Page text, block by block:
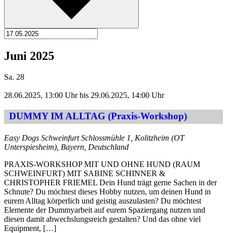
Juni 2025
Sa. 28
28.06.2025, 13:00 Uhrbis 29.06.2025, 14:00 Uhr
DUMMY IM ALLTAG (Praxis-Workshop)
Easy Dogs SchweinfurtSchlossmühle 1, Kolitzheim (OT
Unterspiesheim), Bayern, Deutschland
PRAXIS-WORKSHOP MIT UND OHNE HUND (RAUM
SCHWEINFURT) MIT SABINE SCHINNER &
CHRISTOPHER FRIEMEL Dein Hund trägt gerne Sachen in der
Schnute? Du möchtest dieses Hobby nutzen, um deinen Hund in
eurem Alltag körperlich und geistig auszulasten? Du möchtest
Elemente der Dummyarbeit auf eurem Spaziergang nutzen und
diesen damit abwechslungsreich gestalten? Und das ohne viel
Equipment, […]